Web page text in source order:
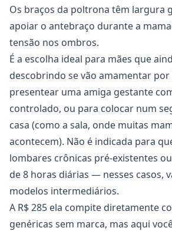
Os braços da poltrona têm largura
apoiar o antebraço durante a
tensão nos ombros.
É a escolha ideal para mães que
descobrindo se vão amamentar
presentear uma amiga gestante
controlado, ou para colocar num
casa (como a sala, onde muitas
acontecem). Não é indicada para
lombares crônicas pré-existentes
de 8 horas diárias — nesses casos,
modelos intermediários.
A R$ 285 ela compite diretamente
genéricas sem marca, mas aqui